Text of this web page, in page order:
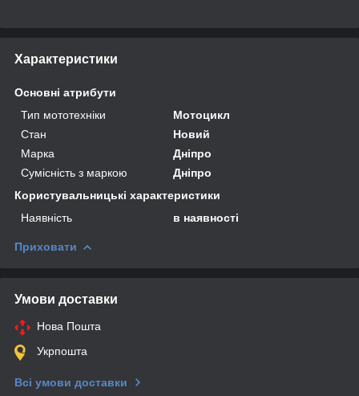
Характеристики
Основні атрибути
Тип мототехніки
Мотоцикл
Стан
Новий
Марка
Дніпро
Сумісність з маркою
Дніпро
Користувальницькі характеристики
Наявність
в наявності
Приховати
Умови доставки
Нова Пошта
Укрпошта
Всі умови доставки